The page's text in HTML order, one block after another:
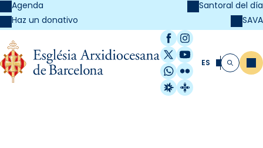
Agenda
Haz un donativo
Santoral del día
SAVA
Facebook
Instagram
X / Twitter
YouTube
WhatsApp
Flickr
Radio Estel
Catalunya
ES Buscar